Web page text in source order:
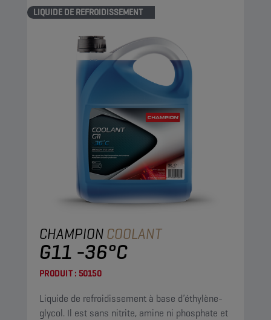
LIQUIDE DE REFROIDISSEMENT
CHAMPIONCOOLANT
G11 -36°C
PRODUIT : 50150
Liquide de refroidissement à base d’éthylène-
glycol. Il est sans nitrite, amine ni phosphate et